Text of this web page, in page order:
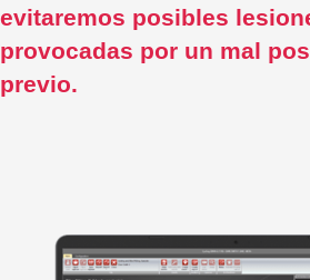
evitaremos posibles
provocadas por un mal
previo.